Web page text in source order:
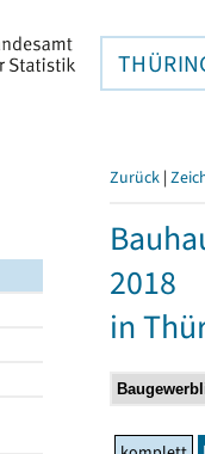
Zurück |
2018
in